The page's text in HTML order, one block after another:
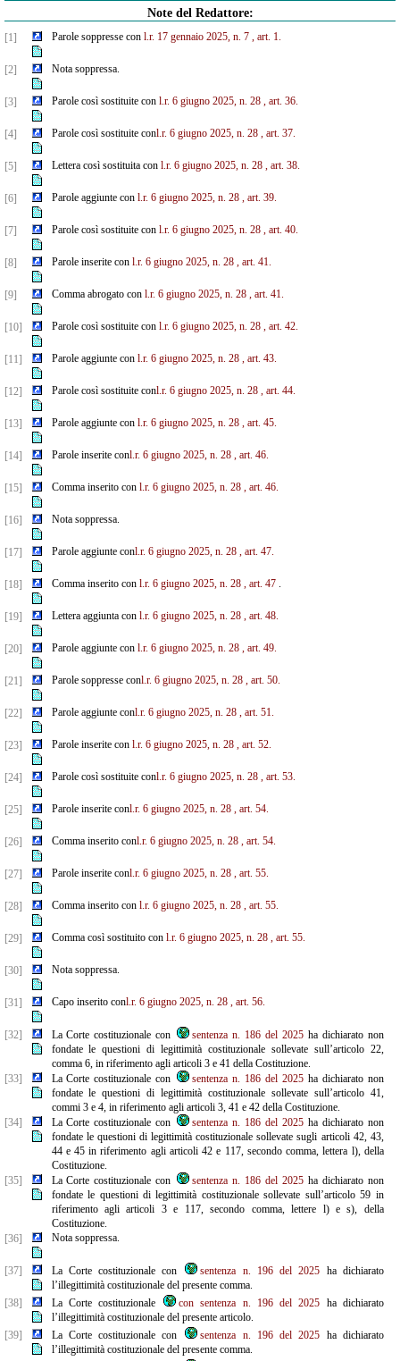
Note del Redattore:
[1] Parole soppresse con l.r. 17 gennaio 2025, n. 7 , art. 1.
[2] Nota soppressa.
[3] Parole così sostituite con l.r. 6 giugno 2025, n. 28 , art. 36.
[4] Parole così sostituite conl.r. 6 giugno 2025, n. 28 , art. 37.
[5] Lettera così sostituita con l.r. 6 giugno 2025, n. 28 , art. 38.
[6] Parole aggiunte con l.r. 6 giugno 2025, n. 28 , art. 39.
[7] Parole così sostituite con l.r. 6 giugno 2025, n. 28 , art. 40.
[8] Parole inserite con l.r. 6 giugno 2025, n. 28 , art. 41.
[9] Comma abrogato con l.r. 6 giugno 2025, n. 28 , art. 41.
[10] Parole così sostituite con l.r. 6 giugno 2025, n. 28 , art. 42.
[11] Parole aggiunte con l.r. 6 giugno 2025, n. 28 , art. 43.
[12] Parole così sostituite conl.r. 6 giugno 2025, n. 28 , art. 44.
[13] Parole aggiunte con l.r. 6 giugno 2025, n. 28 , art. 45.
[14] Parole inserite conl.r. 6 giugno 2025, n. 28 , art. 46.
[15] Comma inserito con l.r. 6 giugno 2025, n. 28 , art. 46.
[16] Nota soppressa.
[17] Parole aggiunte conl.r. 6 giugno 2025, n. 28 , art. 47.
[18] Comma inserito con l.r. 6 giugno 2025, n. 28 , art. 47.
[19] Lettera aggiunta con l.r. 6 giugno 2025, n. 28 , art. 48.
[20] Parole aggiunte con l.r. 6 giugno 2025, n. 28 , art. 49.
[21] Parole soppresse conl.r. 6 giugno 2025, n. 28 , art. 50.
[22] Parole aggiunte conl.r. 6 giugno 2025, n. 28 , art. 51.
[23] Parole inserite con l.r. 6 giugno 2025, n. 28 , art. 52.
[24] Parole così sostituite conl.r. 6 giugno 2025, n. 28 , art. 53.
[25] Parole inserite conl.r. 6 giugno 2025, n. 28 , art. 54.
[26] Comma inserito conl.r. 6 giugno 2025, n. 28 , art. 54.
[27] Parole inserite conl.r. 6 giugno 2025, n. 28 , art. 55.
[28] Comma inserito con l.r. 6 giugno 2025, n. 28 , art. 55.
[29] Comma così sostituito con l.r. 6 giugno 2025, n. 28 , art. 55.
[30] Nota soppressa.
[31] Capo inserito conl.r. 6 giugno 2025, n. 28 , art. 56.
[32] La Corte costituzionale con sentenza n. 186 del 2025 ha dichiarato non
fondate le questioni di legittimità costituzionale sollevate sull’articolo 22,
comma 6, in riferimento agli articoli 3 e 41 della Costituzione.
[33]
La Corte costituzionale con sentenza n. 186 del 2025 ha dichiarato non
fondate le questioni di legittimità costituzionale sollevate sull’articolo 41,
commi 3 e 4, in riferimento agli articoli 3, 41 e 42 della Costituzione.
[34]
La Corte costituzionale con sentenza n. 186 del 2025 ha dichiarato non
fondate le questioni di legittimità costituzionale sollevate sugli articoli 42, 43,
44 e 45 in riferimento agli articoli 42 e 117, secondo comma, lettera l), della
Costituzione.
[35]
La Corte costituzionale con sentenza n. 186 del 2025 ha dichiarato non
fondate le questioni di legittimità costituzionale sollevate sull’articolo 59 in
riferimento agli articoli 3 e 117, secondo comma, lettere l) e s), della
Costituzione.
[36]
Nota soppressa.
[37] La Corte costituzionale con sentenza n. 196 del 2025 ha dichiarato
l’illegittimità costituzionale del presente comma.
[38]
La Corte costituzionale con sentenza n. 196 del 2025 ha dichiarato
l’illegittimità costituzionale del presente articolo.
[39]
La Corte costituzionale con sentenza n. 196 del 2025 ha dichiarato
l’illegittimità costituzionale del presente comma.